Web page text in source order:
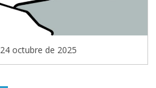
octubre de 2025